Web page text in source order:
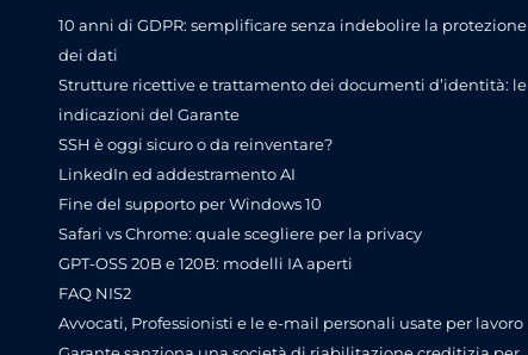
10 anni di GDPR: semplificare senza indebolire la protezione
dei dati
Strutture ricettive e trattamento dei documenti d’identità: le
indicazioni del Garante
SSH è oggi sicuro o da reinventare?
LinkedIn ed addestramento AI
Fine del supporto per Windows 10
Safari vs Chrome: quale scegliere per la privacy
GPT-OSS 20B e 120B: modelli IA aperti
FAQ NIS2
Avvocati, Professionisti e le e-mail personali usate per lavoro